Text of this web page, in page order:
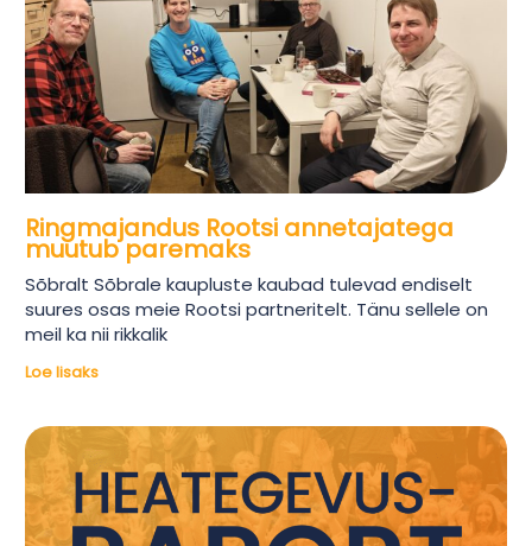
Ringmajandus Rootsi annetajatega
muutub paremaks
Sõbralt Sõbrale kaupluste kaubad tulevad endiselt
suures osas meie Rootsi partneritelt. Tänu sellele on
meil ka nii rikkalik
Loe lisaks